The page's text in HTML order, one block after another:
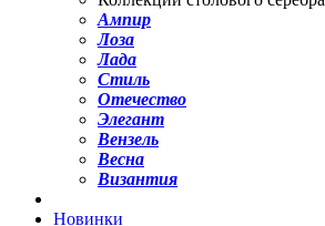
Ампир
Лоза
Лада
Стиль
Отечество
Элегант
Вензель
Весна
Византия
Новинки